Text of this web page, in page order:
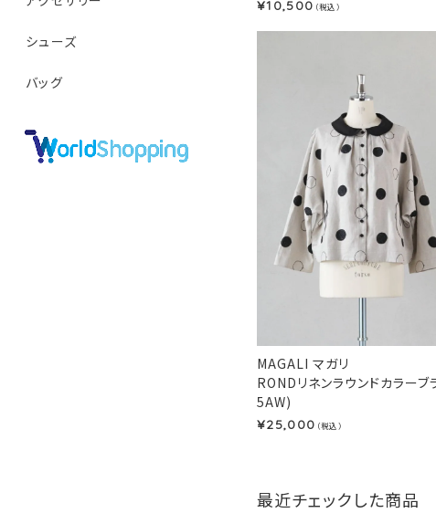
シューズ
バッグ
¥10,500 （税込）
MAGALI マガリ
RONDリネンラウンドカラーブ
5AW)
¥25,000 （税込）
最近チェックした商品